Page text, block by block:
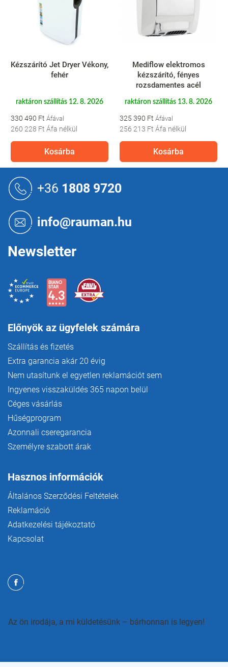
Kézszárító Jet Dryer Vékony,
fehér
raktáron szállítás 12. 8. 2026
330 490 Ft
260 228 Ft Áfa nélkül
Kosárba
Mediflow elektromos
kézszárító, fényes
rozsdamentes acél
raktáron szállítás 13. 8. 2026
325 390 Ft
256 213 Ft Áfa nélkül
Kosárba
+36 1808 9720
info@rauman.hu
Newsletter
Előnyök az ügyfelek számára
Szállítás és fizetés
Extra garancia akár 20 évig
Nem utasítunk el egyetlen reklamációt sem
Ingyenes visszaküldés 365 napon belül
Céges vásárlás
Hűségprogram
Azonnali cseregarancia
Személyre szabott árak
Hasznos információk
Általános Szerződési Feltételek
Reklamáció
Adatkezelési tájékoztató
Kapcsolat
Az ön irodája, a mi küldetésünk – bárhonnan is legyen!